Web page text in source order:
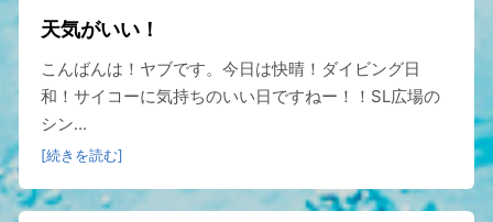
天気がいい！
こんばんは！ヤブです。今日は快晴！ダイビング日
和！サイコーに気持ちのいい日ですねー！！SL広場の
シン...
[続きを読む]